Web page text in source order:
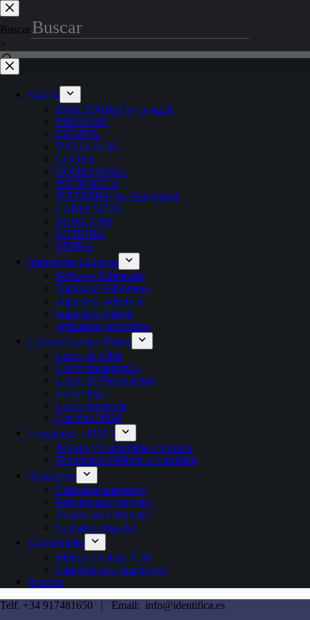
Saltar
al
contenido
Buscar
×
Marcas
BARTENDER by Seagull
BIXOLON
CITIZEN
DATALOGIC
GODEX
HONEYWELL
IDENTIFICA
INTERMEC by Honeywell
LABELMATE
NEWLAND
TOSHIBA
ZEBRA
Impresoras Etiquetas
Software Etiquetado
Impresora Sobremesa
Impresora industrial
Impresora Portátil
Aplicador automatico
Lectores Codigo Barras
Lector de cable
Lector Inalambrico
Lector de Presentacion
Lector Fijo
Lector industrial
Lectores DPM
Terminales – PDA’s
Tablets y Convertibles robustos
Terminales Vehículo o Carretilla
Accesorios
Cabezales impresion
Rebobinador etiquetas
Dispensador etiquetas
Contador etiquetas
Consumibles
Ribbon o Cintas TTR
Etiquetas para impresoras
Kioscos
Telf. +34 917481650 | Email: info@identifica.es